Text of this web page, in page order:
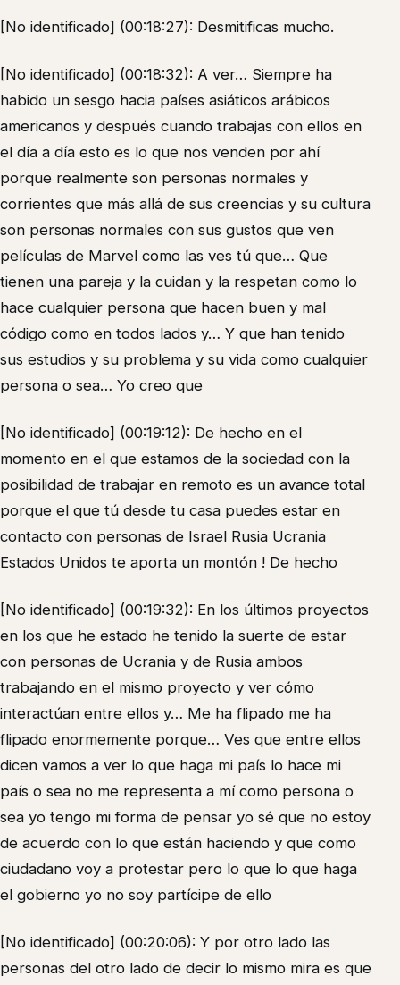
[No identificado] (00:18:27): Desmitificas mucho.
[No identificado] (00:18:32): A ver… Siempre ha
habido un sesgo hacia países asiáticos arábicos
americanos y después cuando trabajas con ellos en
el día a día esto es lo que nos venden por ahí
porque realmente son personas normales y
corrientes que más allá de sus creencias y su cultura
son personas normales con sus gustos que ven
películas de Marvel como las ves tú que… Que
tienen una pareja y la cuidan y la respetan como lo
hace cualquier persona que hacen buen y mal
código como en todos lados y… Y que han tenido
sus estudios y su problema y su vida como cualquier
persona o sea… Yo creo que
[No identificado] (00:19:12): De hecho en el
momento en el que estamos de la sociedad con la
posibilidad de trabajar en remoto es un avance total
porque el que tú desde tu casa puedes estar en
contacto con personas de Israel Rusia Ucrania
Estados Unidos te aporta un montón ! De hecho
[No identificado] (00:19:32): En los últimos proyectos
en los que he estado he tenido la suerte de estar
con personas de Ucrania y de Rusia ambos
trabajando en el mismo proyecto y ver cómo
interactúan entre ellos y… Me ha flipado me ha
flipado enormemente porque… Ves que entre ellos
dicen vamos a ver lo que haga mi país lo hace mi
país o sea no me representa a mí como persona o
sea yo tengo mi forma de pensar yo sé que no estoy
de acuerdo con lo que están haciendo y que como
ciudadano voy a protestar pero lo que lo que haga
el gobierno yo no soy partícipe de ello
[No identificado] (00:20:06): Y por otro lado las
personas del otro lado de decir lo mismo mira es que